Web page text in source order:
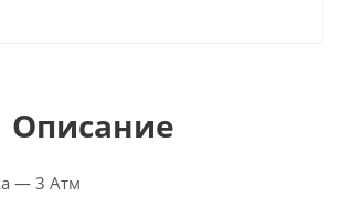
Описание
— 3 Атм